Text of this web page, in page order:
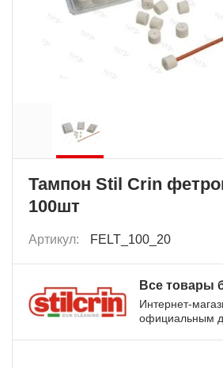
Тампон Stil Crin
100шт
Артикул: FELT_100_20
Все товары
Интернет-
официальным